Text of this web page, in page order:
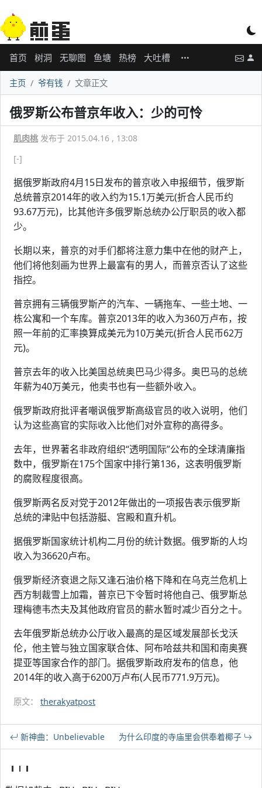
首页 树洞 无聊图 鱼塘 热榜 大吐槽
主页 爷有钱 文章正文
俄罗斯公布普京年收入：少的可怜
肌肉桃 发布于 2015.04.16 , 13:08
[-]
据俄罗斯政府4月15日发布的普京收入申报细节，俄罗斯
总统普京2014年的收入约为15.1万美元(折合人民币约
93.67万元)，比其他许多俄罗斯总统办公厅职员的收入都
少。
长期以来，普京的对手们都将注意力集中在他的财产上，
他们将他刻画为世界上最富有的男人，而普京否认了这些
指控。
普京拥有三辆俄罗斯产的汽车、一辆拖车、一些土地、一
栋公寓和一个车库。普京2013年的收入为360万卢布，按
照一年前的汇率换算成美元为10万美元(折合人民币62万
元)。
普京去年的收入比美国总统奥巴马少得多。奥巴马的总统
年薪为40万美元，他卖书也有一些额外收入。
俄罗斯政府批评者嘲讽俄罗斯高级官员的收入说明，他们
认为这些高官的实际收入比他们对外宣称的高得多。
去年，世界著名非政府组织“透明国际”公布的全球清廉指
数中，俄罗斯在175个国家中排行第136，这表明俄罗斯
的腐败程度很高。
俄罗斯两名反对党于2012年做出的一项报告表示俄罗斯
总统的津贴中包括游艇、宫殿和直升机。
据俄罗斯国家统计机构二月份的统计数据。俄罗斯的人均
收入为36620卢布。
俄罗斯经济衰退之际又逢石油价格下降和在乌克兰危机上
西方制裁雪上加霜，普京已下令暂时将他自己、俄罗斯总
理梅德韦杰夫及其他政府官员的薪水暂时减少百分之十。
去年俄罗斯总统办公厅收入最高的是区域发展部长戈沃
伦，他主管与独立国家联合体、阿布哈兹共和国和南奥赛
提亚等国家合作的部门。据俄罗斯政府发布的信息，他
2014年的收入高于6200万卢布(人民币771.9万元)。
原文： therakyatpost
新神曲：Unbelievable 为什么印度的寺庙里会供奉着椰子